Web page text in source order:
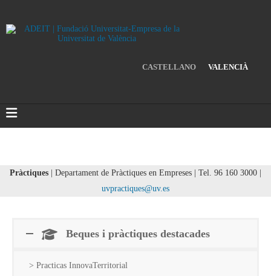
CASTELLANO VALENCIÀ
Pràctiques | Departament de Pràctiques en Empreses | Tel. 96 160 3000 |
uvpractiques@uv.es
Beques i pràctiques destacades
> Practicas InnovaTerritorial